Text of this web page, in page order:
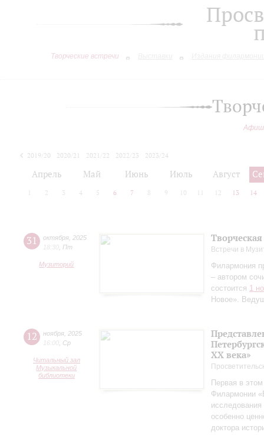
Творческие встречи
2019/20 2020/21 2021/22 2022/23
2023/24
Апрель Май Июнь Июль Август
2 3 4 5 6 7 8 9 10 12 13 14
31 октября 2025
18:30 Пт
Музиторий
Встречи в
Филармония
– автором
состоится 1
Новое».
12 ноября 2025
16:00 Ср
Читальный зал
Музыкальной
библиотеки
ХХ века»
Первая в
Филармонии
особенно
доктора